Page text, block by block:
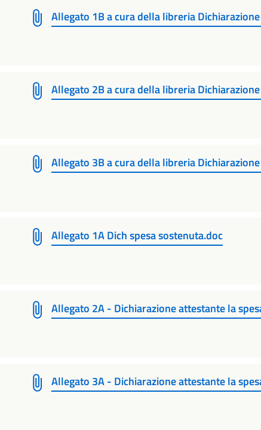
Allegato 1B a cura della libreria
Allegato 2B a cura della libreria
Allegato 3B a cura della libreria
Allegato 1A Dich spesa sostenuta.doc
Allegato 2A - Dichiarazione attestante la
Allegato 3A - Dichiarazione attestante la